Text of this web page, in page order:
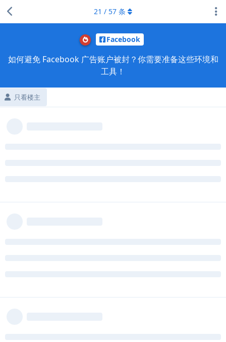
Facebook
如何避免 Facebook 广告账户被封？你需要准备这些环境和
工具！
只看楼主
21 / 57 条